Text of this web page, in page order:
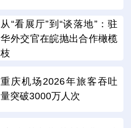
从“看展厅”到“谈落地”：驻
华外交官在皖抛出合作橄榄
枝
重庆机场2026年旅客吞吐
量突破3000万人次